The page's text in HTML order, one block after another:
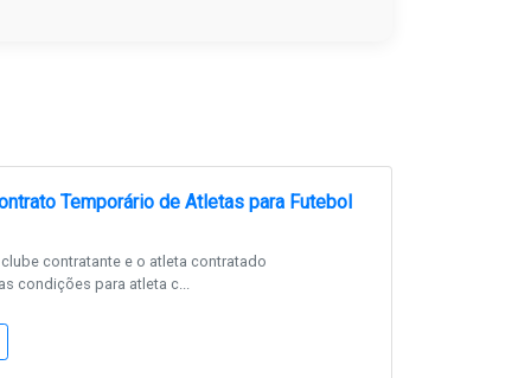
Temporário de Atletas para Futebol
contratante e o atleta contratado
condições para atleta c...